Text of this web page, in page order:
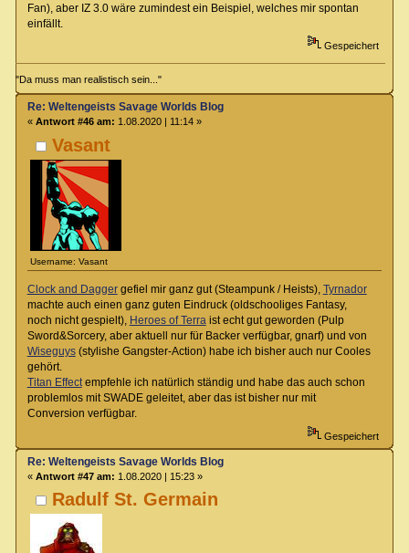
Fan), aber IZ 3.0 wäre zumindest ein Beispiel, welches mir spontan
einfällt.
Gespeichert
"Da muss man realistisch sein..."
Vasant
Username: Vasant
Re: Weltengeists Savage Worlds Blog
« Antwort #46 am: 1.08.2020 | 11:14 »
Clock and Daggergefiel mir ganz gut (Steampunk / Heists), Tyrnador
machte auch einen ganz guten Eindruck (oldschooliges Fantasy,
noch nicht gespielt), Heroes of Terraist echt gut geworden (Pulp
Sword&Sorcery, aber aktuell nur für Backer verfügbar, gnarf) und von
Wiseguys(stylishe Gangster-Action) habe ich bisher auch nur Cooles
gehört.
Titan Effectempfehle ich natürlich ständig und habe das auch schon
problemlos mit SWADE geleitet, aber das ist bisher nur mit
Conversion verfügbar.
Gespeichert
Radulf St. Germain
Re: Weltengeists Savage Worlds Blog
« Antwort #47 am: 1.08.2020 | 15:23 »